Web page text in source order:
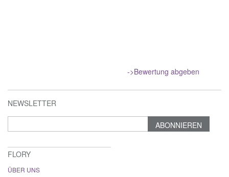
->Bewertung abgeben
NEWSLETTER
ABONNIEREN
FLORY
ÜBER UNS